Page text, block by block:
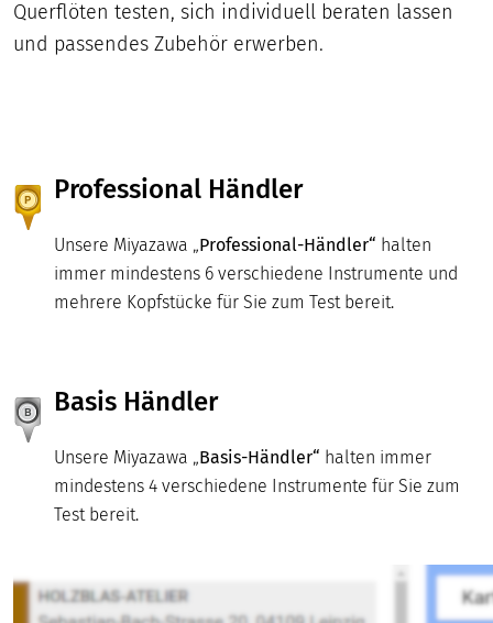
Querflöten testen, sich individuell beraten lassen
und passendes Zubehör erwerben.
Professional Händler
Unsere Miyazawa „Professional-Händler“ halten
immer mindestens 6 verschiedene Instrumente und
mehrere Kopfstücke für Sie zum Test bereit.
Basis Händler
Unsere Miyazawa „Basis-Händler“ halten immer
mindestens 4 verschiedene Instrumente für Sie zum
Test bereit.